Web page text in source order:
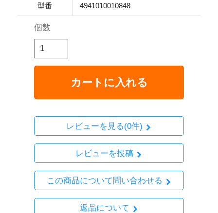
型番 4941010010848
個数
カートに入れる
レビューを見る(0件)
レビューを投稿
この商品について問い合わせる
返品について